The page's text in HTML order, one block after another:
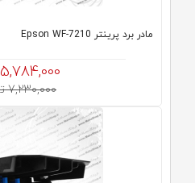
مادر برد پرینتر Epson WF-7210
5,784,000
7,230,000 تومان